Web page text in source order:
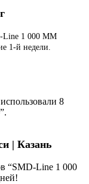
Line 1 000 ММ
1-й недели.
8
| Казань
“SMD-Line 1 000